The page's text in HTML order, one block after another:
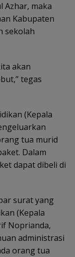
Azhar, maka
Kabupaten
sekolah
akan
tegas
(Kepala
tua murid
Dalam
dapat dibeli di
surat yang
(Kepala
Noprianda,
administrasi
orang tua